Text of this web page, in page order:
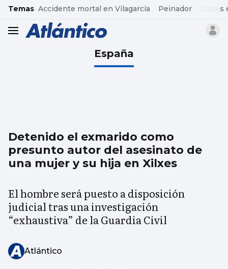
common.go-to-content
Temas Accidente mortal en Vilagarcía Peinador
header.menu.open
España
Detenido el exmarido como
presunto autor del asesinato de
una mujer y su hija en Xilxes
El hombre será puesto a disposición
judicial tras una investigación
“exhaustiva” de la Guardia Civil
Atlántico